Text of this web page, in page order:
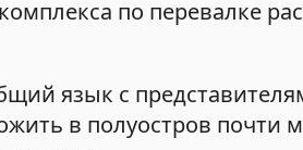
по перевалке
язык с
в полуостров почти